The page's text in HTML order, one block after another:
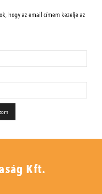
hogy az email címem kezelje az
Kft.